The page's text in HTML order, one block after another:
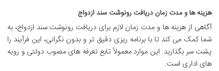
هزینه ها و مدت زمان دریافت رونوشت سند ازدواج
آگاهی از هزینه ها و مدت زمان لازم برای دریافت رونوشت سند ازدواج، به
شما کمک می کند تا با برنامه ریزی دقیق تر و بدون نگرانی، این فرآیند را
پشت سر بگذارید. این موارد معمولاً تابع تعرفه های مصوب دولتی و رویه
های اداری است.